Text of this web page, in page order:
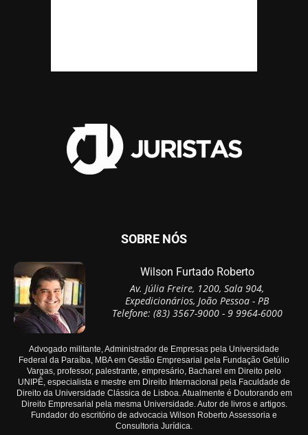
SOBRE NÓS
Wilson Furtado Roberto
Av. Júlia Freire, 1200, Sala 904,
Expedicionários, João Pessoa - PB
Telefone: (83) 3567-9000 - 9 9964-6000
Advogado militante, Administrador de Empresas pela Universidade
Federal da Paraíba, MBA em Gestão Empresarial pela Fundação Getúlio
Vargas, professor, palestrante, empresário, Bacharel em Direito pelo
UNIPÊ, especialista e mestre em Direito Internacional pela Faculdade de
Direito da Universidade Clássica de Lisboa. Atualmente é Doutorando em
Direito Empresarial pela mesma Universidade. Autor de livros e artigos.
Fundador do escritório de advocacia Wilson Roberto Assessoria e
Consultoria Jurídica.